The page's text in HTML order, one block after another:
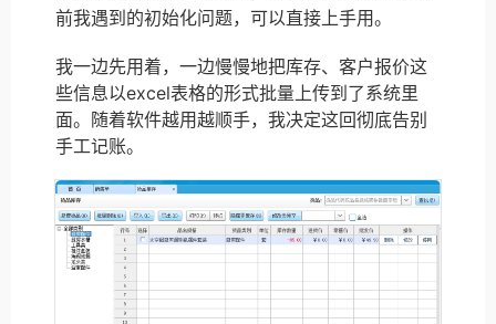
前我遇到的初始化问题，可以直接上手用。
我一边先用着，一边慢慢地把库存、客户报价这
些信息以excel表格的形式批量上传到了系统里
面。随着软件越用越顺手，我决定这回彻底告别
手工记账。